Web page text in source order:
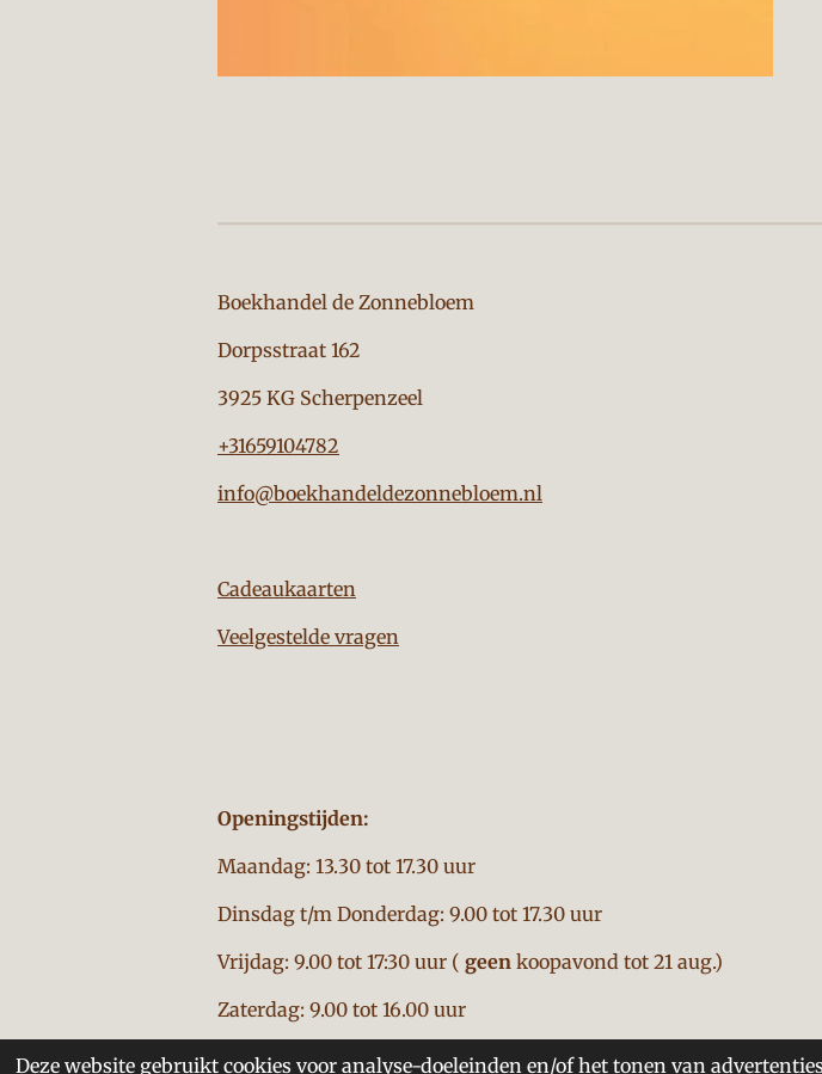
Deze website gebruikt cookies voor analyse-doeleinden en/of het tonen van
Boekhandel de Zonnebloem
Dorpsstraat 162
3925 KG Scherpenzeel
+31659104782
info@boekhandeldezonnebloem.nl
Cadeaukaarten
Veelgestelde vragen
Openingstijden:
Maandag: 13.30 tot 17.30 uur
Dinsdag t/m Donderdag: 9.00 tot 17.30 uur
Vrijdag: 9.00 tot 17:30 uur ( geen koopavond tot 21 aug.)
Zaterdag: 9.00 tot 16.00 uur